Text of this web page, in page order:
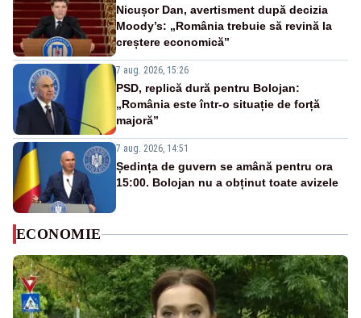
Nicușor Dan, avertisment după decizia
Moody’s: „România trebuie să revină la
creștere economică”
7 aug. 2026, 15:26
PSD, replică dură pentru Bolojan:
„România este într-o situație de forță
majoră”
7 aug. 2026, 14:51
Ședința de guvern se amână pentru ora
15:00. Bolojan nu a obținut toate avizele
ECONOMIE